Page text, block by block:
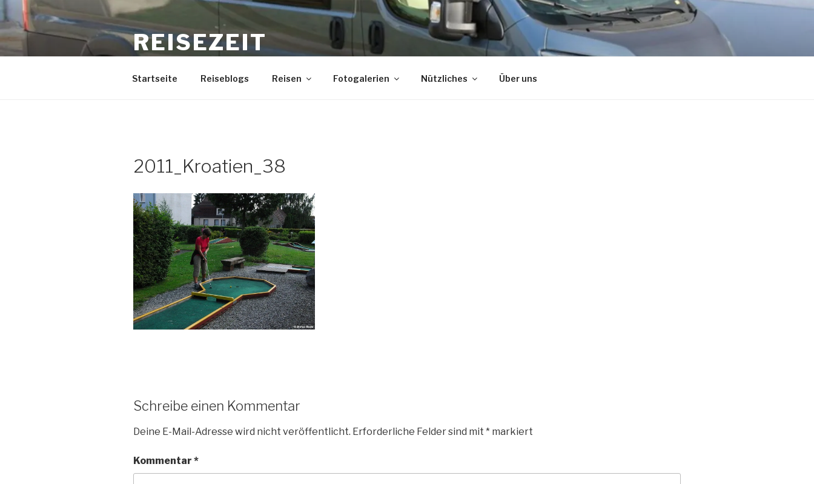
Zum
Inhalt
springen
REISEZEIT
Startseite Reiseblogs Reisen Fotogalerien Nützliches Über uns
2011_Kroatien_38
Schreibe einen Kommentar
Deine E-Mail-Adresse wird nicht veröffentlicht. Erforderliche Felder sind mit * markiert
Kommentar *